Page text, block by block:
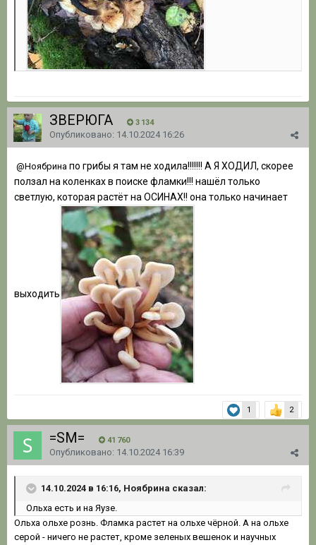
ЗВЕРЮГА 3 134
Опубликовано: 14.10.2024 16:26
@Ноябрина по грибы я там не ходила!!!!!!! А Я ХОДИЛ, скорее
ползал на коленках в поиске фламки!!! нашёл только
светлую, которая растёт на ОСИНАХ!! она только начинает
выходить
1 2
=SM= 41 760
Опубликовано: 14.10.2024 16:39
14.10.2024 в 16:16, Ноябрина сказал:
Ольха есть и на Яузе.
Ольха ольхе рознь. Фламка растет на ольхе чёрной. А на ольхе
серой - ничего не растет, кроме зеленых вешенок и научных